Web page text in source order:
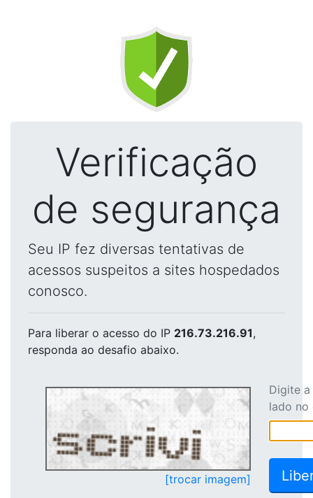
Verificação
de segurança
Seu IP fez diversas tentativas de
acessos suspeitos a sites hospedados
conosco.
Para liberar o acesso do IP 216.73.216.91,
responda ao desafio abaixo.
[trocar imagem]
Digite
lado no